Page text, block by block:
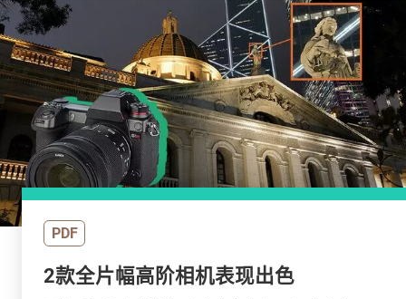
PDF
2款全片幅高阶相机表现出色